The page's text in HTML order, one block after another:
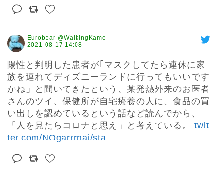
Eurobear @WalkingKame
2021-08-17 14:08
陽性と判明した患者が｢マスクしてたら連休に家
族を連れてディズニーランドに行ってもいいです
かね」と聞いてきたという、某発熱外来のお医者
さんのツイ、保健所が自宅療養の人に、食品の買
い出しを認めているという話など読んでから、
「人を見たらコロナと思え」と考えている。 twit
ter.com/NOgarrrnai/sta…